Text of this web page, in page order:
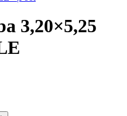
3,20×5,25